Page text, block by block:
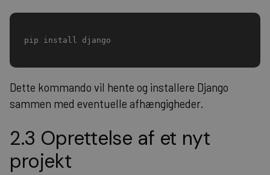
pip install django
Dette kommando vil hente og installere Django
sammen med eventuelle afhængigheder.
2.3 Oprettelse af et nyt
projekt